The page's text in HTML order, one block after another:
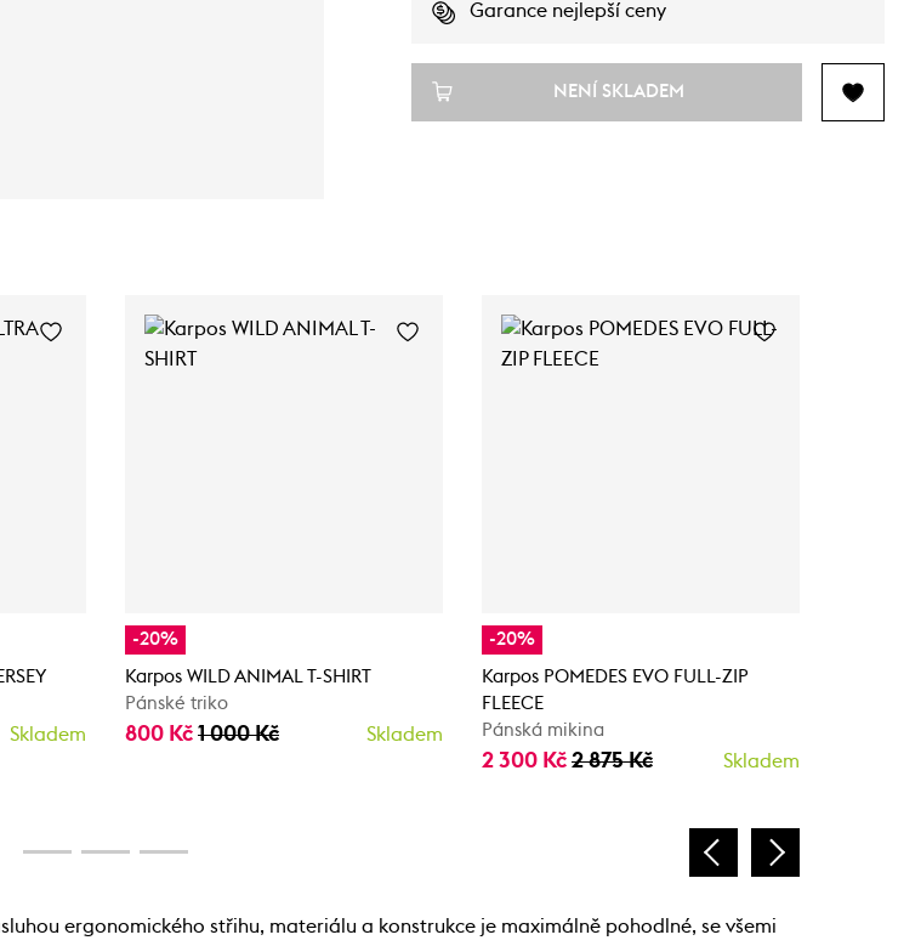
Garance nejlepší ceny
NENÍ SKLADEM
Skladem
-20%
Karpos WILD ANIMAL T-SHIRT
Pánské triko
800 Kč 1 000 Kč Skladem
-20%
Karpos POMEDES EVO FULL-ZIP
FLEECE
Pánská mikina
2 300 Kč 2 875 Kč Skladem
ergonomického střihu, materiálu a konstrukce je maximálně pohodlné, se všemi